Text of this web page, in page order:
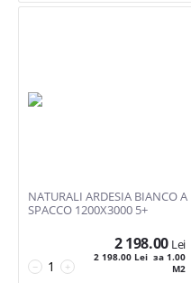
20*20
20mm 60*60
20mm 60*90
Для улицы
Декоративные элементы
Дополнительно
NATURALI ARDESIA BIANCO A
SPACCO 1200X3000 5+
+
−
2 198.00 Lei
2 198.00 Lei за 1.00
M2